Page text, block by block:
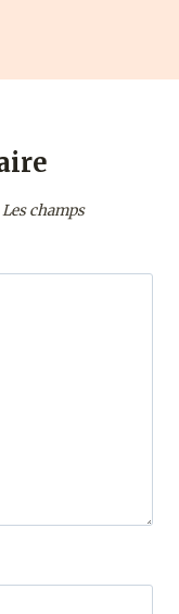
Les champs